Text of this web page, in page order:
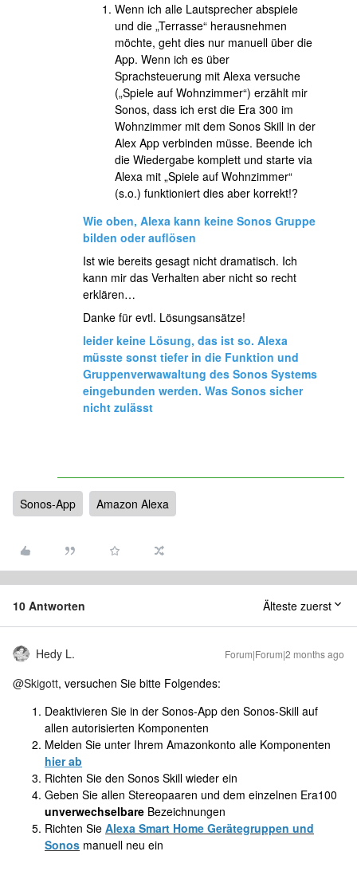
Wenn ich alle Lautsprecher abspiele
und die „Terrasse“ herausnehmen
möchte, geht dies nur manuell über die
App. Wenn ich es über
Sprachsteuerung mit Alexa versuche
(„Spiele auf Wohnzimmer“) erzählt mir
Sonos, dass ich erst die Era 300 im
Wohnzimmer mit dem Sonos Skill in der
Alex App verbinden müsse. Beende ich
die Wiedergabe komplett und starte via
Alexa mit „Spiele auf Wohnzimmer“
(s.o.) funktioniert dies aber korrekt!?
Wie oben, Alexa kann keine Sonos Gruppe
bilden oder auflösen
Ist wie bereits gesagt nicht dramatisch. Ich
kann mir das Verhalten aber nicht so recht
erklären…
Danke für evtl. Lösungsansätze!
leider keine Lösung, das ist so. Alexa
müsste sonst tiefer in die Funktion und
Gruppenverwawaltung des Sonos Systems
eingebunden werden. Was Sonos sicher
nicht zulässt
Sonos-App Amazon Alexa
10 Antworten Älteste zuerst
Hedy L. Forum|Forum|2 months ago
@Skigott, versuchen Sie bitte Folgendes:
Deaktivieren Sie in der Sonos-App den Sonos-Skill auf
allen autorisierten Komponenten
Melden Sie unter Ihrem Amazonkonto alle Komponenten
hier ab
Richten Sie den Sonos Skill wieder ein
Geben Sie allen Stereopaaren und dem einzelnen Era100
unverwechselbare Bezeichnungen
Richten Sie Alexa Smart Home Gerätegruppen und
Sonos manuell neu ein